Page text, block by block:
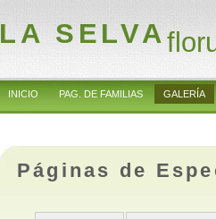
LA SELVA
INICIO PAG. DE FAMILIAS GALERÍA
Páginas de